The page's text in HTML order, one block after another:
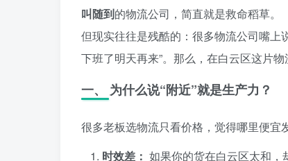
叫随到的物流公司，简直就是救命稻草。
但现实往往是残酷的：很多物流公司嘴上
下班了明天再来”。那么，在白云区这片
一、 为什么说“附近”就是生产力？
很多老板选物流只看价格，觉得哪里便宜
时效差： 如果你的货在白云区太和